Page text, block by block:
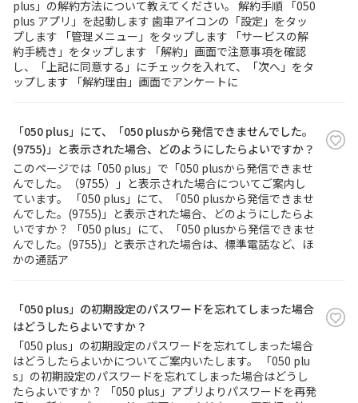
履歴・お気に入り
お知らせ サポートサイトの使い方
まはこちら
サービス
OCN サービス一覧
plus」の解約方法について教えてください。 解約手順 「050
plus アプリ」を起動します 歯車アイコンの「設定」をタッ
プします 「管理メニュー」をタップします 「サービスの解
約手続き」をタップします 「解約」画面で注意事項を確認
し、「上記に同意する」にチェックを入れて、「次へ」をタ
ップします 「解約理由」画面でアンケートに
「050 plus」にて、「050 plusから発信できませんでした。
(9755)」と表示された場合、どのようにしたらよいですか？
このページでは「050 plus」で「050 plusから発信できませ
んでした。（9755）」と表示された場合についてご案内し
ています。 「050 plus」にて、「050 plusから発信できませ
んでした。(9755)」と表示された場合、どのようにしたらよ
いですか？ 「050 plus」にて、「050 plusから発信できませ
んでした。(9755)」と表示された場合は、標準電話など、ほ
かの通話ア
「050 plus」の初期設定のパスワードを忘れてしまった場合
はどうしたらよいですか？
「050 plus」の初期設定のパスワードを忘れてしまった場合
はどうしたらよいかについてご案内いたします。 「050 plu
s」の初期設定のパスワードを忘れてしまった場合はどうし
たらよいですか？ 「050 plus」アプリよりパスワードを再発